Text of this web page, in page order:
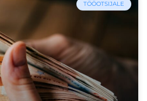
TÖÖOTSIJALE